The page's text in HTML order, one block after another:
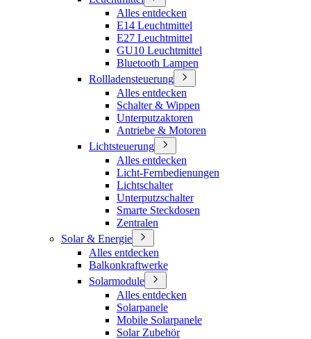
Alles entdecken
E14 Leuchtmittel
E27 Leuchtmittel
GU10 Leuchtmittel
Bluetooth Lampen
Rollladensteuerung
Alles entdecken
Schalter & Wippen
Unterputzaktoren
Antriebe & Motoren
Lichtsteuerung
Alles entdecken
Licht-Fernbedienungen
Lichtschalter
Unterputzschalter
Smarte Steckdosen
Zentralen
Solar & Energie
Alles entdecken
Balkonkraftwerke
Solarmodule
Alles entdecken
Solarpanele
Mobile Solarpanele
Solar Zubehör